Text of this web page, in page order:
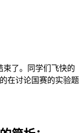
束了。同学们飞快的
在讨论国赛的实验题